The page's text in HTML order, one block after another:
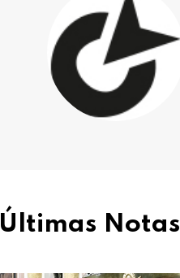
Últimas Notas